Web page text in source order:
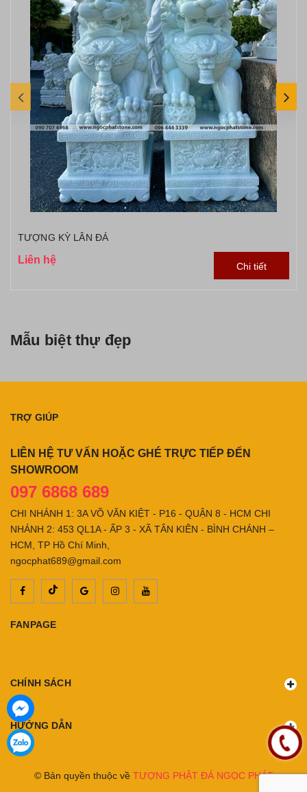
TƯỢNG KỲ LÂN ĐÁ
Liên hệ
Chi tiết
Mẫu biệt thự đẹp
TRỢ GIÚP
LIÊN HỆ TƯ VẤN HOẶC GHÉ TRỰC TIẾP ĐẾN
SHOWROOM
097 6868 689
CHI NHÁNH 1: 3A VÕ VĂN KIỆT - P16 - QUẬN 8 - HCM CHI
NHÁNH 2: 453 QL1A - ẤP 3 - XÃ TÂN KIÊN - BÌNH CHÁNH –
HCM, TP Hồ Chí Minh,
ngocphat689@gmail.com
FANPAGE
CHÍNH SÁCH
HƯỚNG DẪN
© Bản quyền thuộc về TƯỢNG PHẬT ĐÁ NGỌC PHÁT